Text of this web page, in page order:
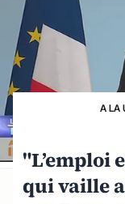
A LA
"L’emploi
qui vaille